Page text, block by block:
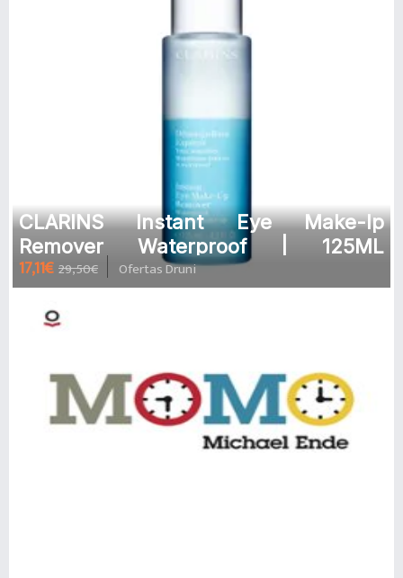
CLARINS Instant Eye Make-Ip
Remover Waterproof | 125ML
Desmaquillante bifásico para ojos
sensibles
17,11€ 29,50€ Ofertas Druni